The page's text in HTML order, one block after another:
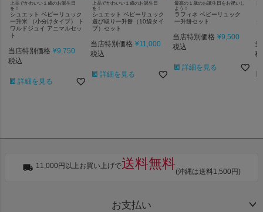
上品でかわいい１歳のお誕生日
を！
シュエット ベビーリュック
一升米 （小分けタイプ） ト
ワルドジュイ アニマルセッ
ト
当店特別価格 ¥9,750
税込
詳細を見る
上品でかわいい１歳のお誕生日
を！
シュエット ベビーリュック
選び取り一升餅（10袋タイ
プ）セット
当店特別価格 ¥11,000
税込
詳細を見る
最高の１歳のお誕生日をお祝いし
よう！
ラフィネ ベビーリュック
一升餅セット
当店特別価格 ¥9,500
税込
詳細を見る
楽
税
11,000円以上お買い上げで送料無料
(沖縄は送料1,500円)
お支払い